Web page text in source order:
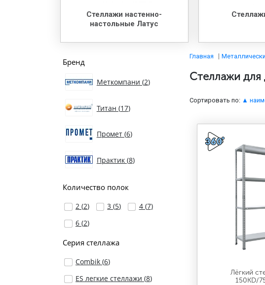
Стеллажи настенно-
настольные Латус
Бренд
Меткомпани (2)
Титан (17)
Промет (6)
Практик (8)
Количество полок
2 (2) 3 (5) 4 (7)
6 (2)
Серия стеллажа
Combik (6)
ES легкие стеллажи (8)
Главная
Стеллажи
Сортировать по: ▲
Лёгкий
150KD/